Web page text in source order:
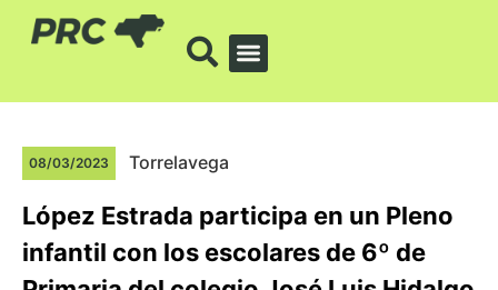
08/03/2023 Torrelavega
López Estrada participa en un Pleno
infantil con los escolares de 6º de